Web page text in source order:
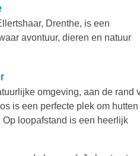
Drenthe, is een
avontuur, dieren en natuur
omgeving, aan de rand
is een perfecte plek om hutten
loopafstand is een heerlijk